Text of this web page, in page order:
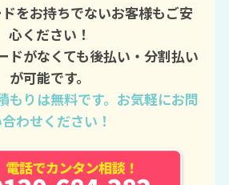
をお持ちでないお客様もご安
心ください！
ドがなくても後払い・分割払い
が可能です。
もりは無料です。お気軽にお問
わせください！